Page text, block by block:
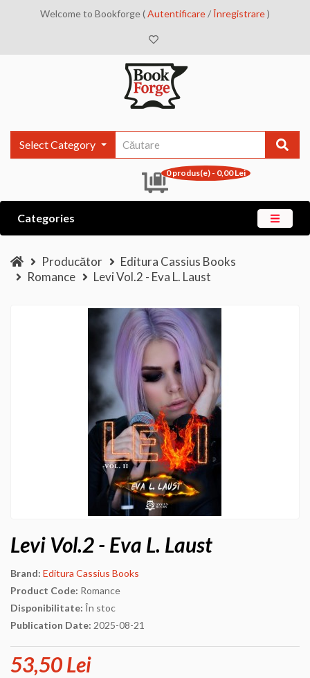
Welcome to Bookforge (Autentificare/Înregistrare)
Select Category
0 produs(e) - 0,00 Lei
Categories
Producător
Editura Cassius Books
Romance
Levi Vol.2 - Eva L. Laust
Levi Vol.2 - Eva L. Laust
Brand: Editura Cassius Books
Product Code: Romance
Disponibilitate: În stoc
Publication Date: 2025-08-21
53,50 Lei